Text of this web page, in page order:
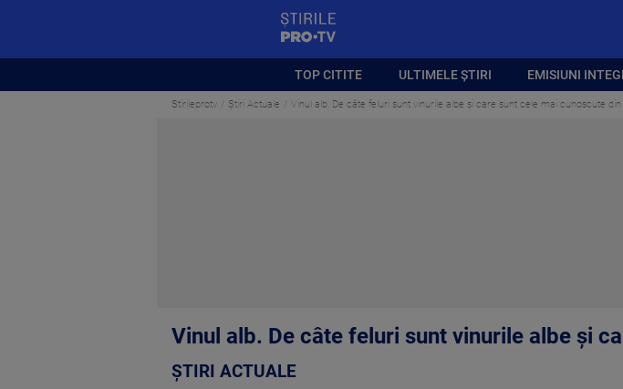
TOP CITITE ULTIMELE ȘTIRI EMISIUNI
Stirileprotv Știri Actuale Vinul alb. De câte feluri sunt vinurile albe și care sunt cele mai cunoscute
Vinul alb. De câte feluri sunt vinurile albe și
ȘTIRI ACTUALE